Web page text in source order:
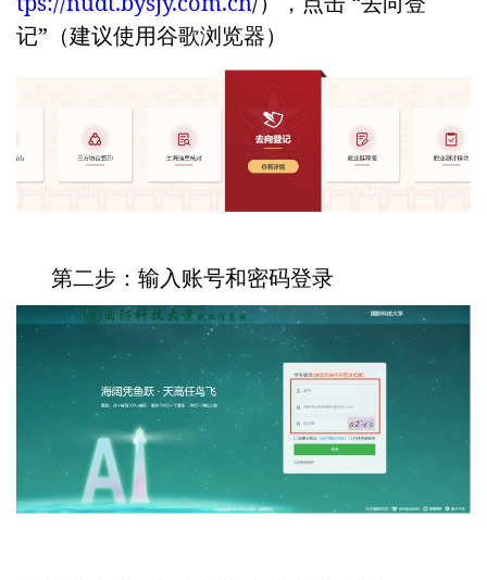
记”（建议使用谷歌浏览器）
第二步：输入账号和密码登录